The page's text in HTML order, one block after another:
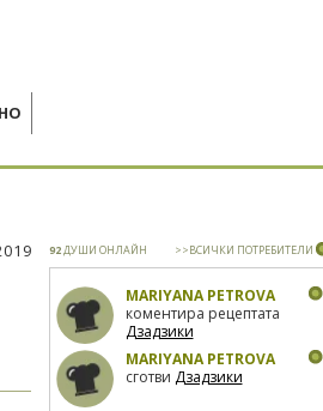
92ДУШИ ОНЛАЙН >>ВСИЧКИ ПОТРЕБИТЕЛИ
MARIYANA PETROVA
коментира рецептата
Дзадзики
MARIYANA PETROVA
сготви Дзадзики